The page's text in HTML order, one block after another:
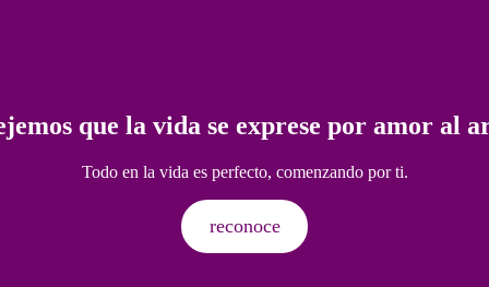
que la vida se exprese por amor al
Todo en la vida es perfecto, comenzando por ti.
reconoce